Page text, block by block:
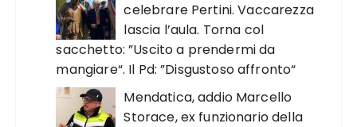
celebrare Pertini. Vaccarezza
lascia l’aula. Torna col
sacchetto: ”Uscito a prendermi da
mangiare“. Il Pd: ”Disgustoso affronto“
Mendatica, addio Marcello
Storace, ex funzionario della